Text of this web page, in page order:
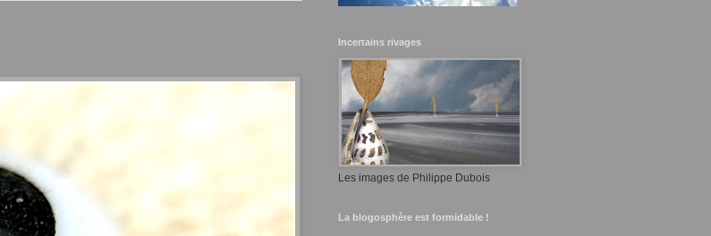
Incertains rivages
Les images de Philippe Dubois
La blogosphère est formidable !